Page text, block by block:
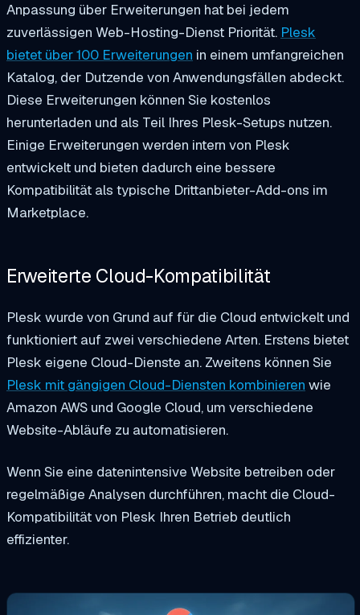
Anpassung über Erweiterungen hat bei jedem
zuverlässigen Web-Hosting-Dienst Priorität. Plesk
bietet über 100 Erweiterungen in einem umfangreichen
Katalog, der Dutzende von Anwendungsfällen abdeckt.
Diese Erweiterungen können Sie kostenlos
herunterladen und als Teil Ihres Plesk-Setups nutzen.
Einige Erweiterungen werden intern von Plesk
entwickelt und bieten dadurch eine bessere
Kompatibilität als typische Drittanbieter-Add-ons im
Marketplace.
Erweiterte Cloud-Kompatibilität
Plesk wurde von Grund auf für die Cloud entwickelt und
funktioniert auf zwei verschiedene Arten. Erstens bietet
Plesk eigene Cloud-Dienste an. Zweitens können Sie
Plesk mit gängigen Cloud-Diensten kombinieren wie
Amazon AWS und Google Cloud, um verschiedene
Website-Abläufe zu automatisieren.
Wenn Sie eine datenintensive Website betreiben oder
regelmäßige Analysen durchführen, macht die Cloud-
Kompatibilität von Plesk Ihren Betrieb deutlich
effizienter.